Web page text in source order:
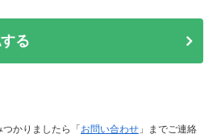
る
かりましたら「 お問い合わせ 」までご連絡